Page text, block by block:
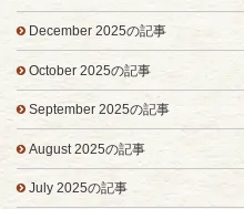
December 2025の記事
October 2025の記事
September 2025の記事
August 2025の記事
July 2025の記事